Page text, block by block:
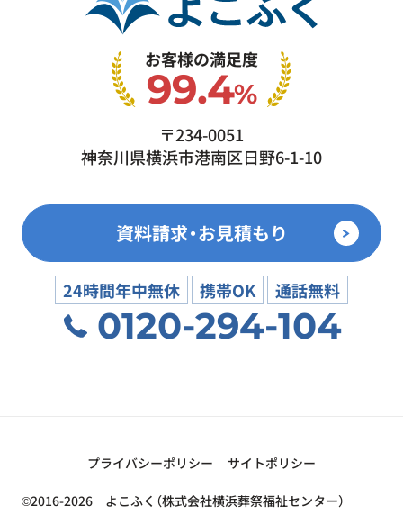
お客様の満足度
99.4%
〒234-0051
神奈川県横浜市港南区日野6-1-10
資料請求・お見積もり
24時間年中無休 携帯OK 通話無料
0120-294-104
プライバシーポリシー サイトポリシー
©2016-2026 よこふく（株式会社横浜葬祭福祉センター）